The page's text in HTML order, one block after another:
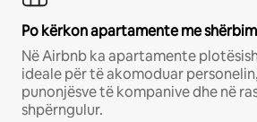
Po kërkon apartamente me
Në Airbnb ka apartamente
ideale për të akomoduar
punonjësve të kompanive dhe në
shpërngulur.